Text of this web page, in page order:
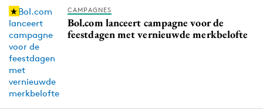
CAMPAGNES
Bol.com lanceert campagne voor de
feestdagen met vernieuwde merkbelofte